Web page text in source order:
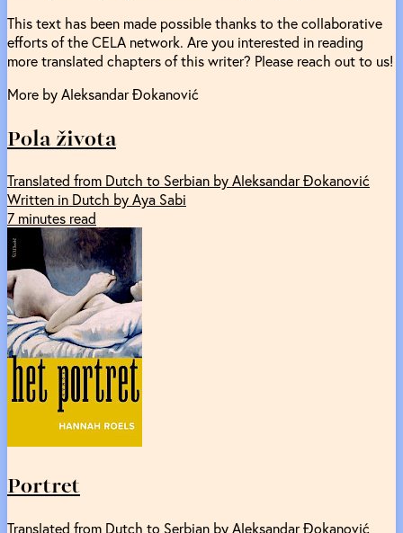
This text has been made possible thanks to the collaborative
efforts of the CELA network. Are you interested in reading
more translated chapters of this writer? Please reach out to us!
More by Aleksandar Đokanović
Pola života
Translated from Dutch to Serbian by Aleksandar Đokanović
Written in Dutch by Aya Sabi
7 minutes read
Portret
Translated from Dutch to Serbian by Aleksandar Đokanović